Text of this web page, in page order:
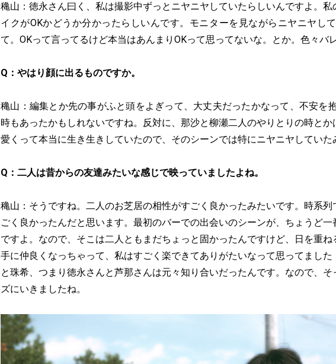
穐山：徳永さん曰く、私は撮影中ずっとニヤニヤしていたらしいんですよ。
イクがOKかどうか分かったらしいんです。モニターを見ながらニヤニヤし
て。OKって言ってるけど本当はあんまりOKって思ってないな。とか。色々バ
Q：やはり顔に出るものですか。
穐山：編集とか先の事がふと頭をよぎって、大丈夫だったかなって、不安を
時もあったかもしれないですね。反対に、那沙と柳瀬二人のやりとりの時と
愛くって本当に生き生きしていたので、そのシーンでは特にニヤニヤしていた
Q：二人は昔からの友達みたいな感じで映っていましたよね。
穐山：そうですね。二人のお芝居の相性がすごく良かったみたいです。時系
ごく良かったんだと思います。最初のバーでの出会いのシーンが、ちょうど
ですよ。なので、そこは二人ともまだちょっと固かったんですけど、日を重
手に仲良くなっちゃって、私はすごく楽できてありがたいなって思ってまし
と珠希、つまり徳永さんと芦那さんは元々知り合いだったんです。なので、
ズにいきましたね。